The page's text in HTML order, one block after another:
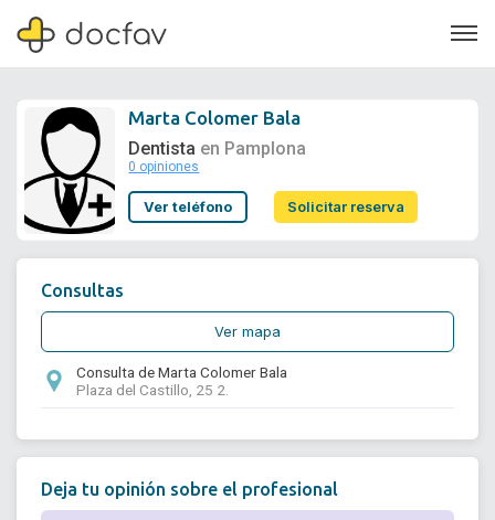
Soporte
Marta Colomer Bala
Dentista en Pamplona
0 opiniones
Ver teléfono Solicitar reserva
Consultas
Ver mapa
Consulta de Marta Colomer Bala
Plaza del Castillo, 25 2.
Deja tu opinión sobre el profesional